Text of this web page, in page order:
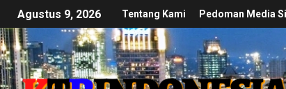
Agustus 9, 2026 Tentang Kami Pedoman Media